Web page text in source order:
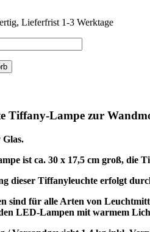
Lieferfrist 1-3 Werktage
Tiffany-Lampe zur
ist ca. 30 x 17,5 cm groß, die
dieser Tiffanyleuchte erfolgt
sind für alle Arten von
LED-Lampen mit warmem